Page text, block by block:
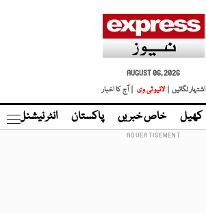
AUGUST 06, 2026
اشتہار لگائیں |
لائیو ٹی وی | آج کا اخبار
کھیل خاص خبریں پاکستان انٹر نیشنل